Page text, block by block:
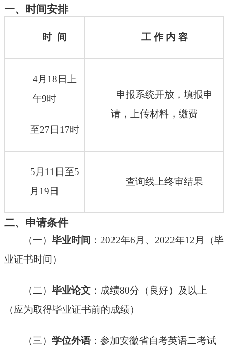
一、时间安排
时 间 工 作 内 容
4月18 日上
午9时
至27日17时
申报系统开放，填报申
请，上传材料，缴费
5月11日至5
月19日
查询线上终审结果
二、申请条件
（一） 毕业时间 ： 2022年6月、2022年12月（毕
业证书时间）
（二） 毕业论文 ：成绩80分（良好）及以上
（应为取得毕业证书前的成绩）
（三） 学位外语：参加安徽省自考英语二考试